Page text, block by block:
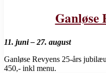
Ganløse
11. juni – 27. august
Ganløse Revyens 25-års
450,- inkl menu.